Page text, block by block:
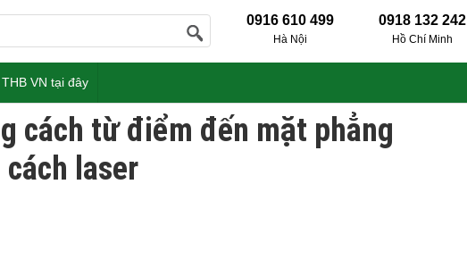
0916 610 499
Hà Nội
0918 132 242
Hồ Chí Minh
VN tại đây
cách từ điểm đến mặt phẳng
cách laser